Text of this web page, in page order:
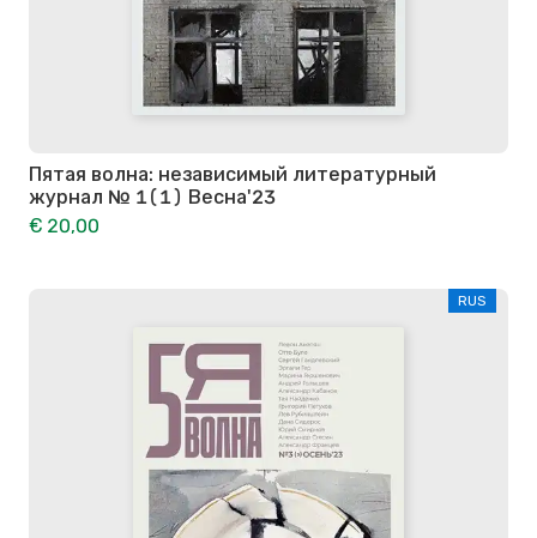
Пятая волна: независимый литературный
журнал № 1(1) Весна'23
€ 20,00
RUS